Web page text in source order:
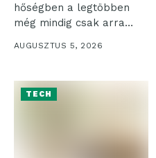
hőségben a legtöbben
még mindig csak arra
AUGUSZTUS 5, 2026
TECH